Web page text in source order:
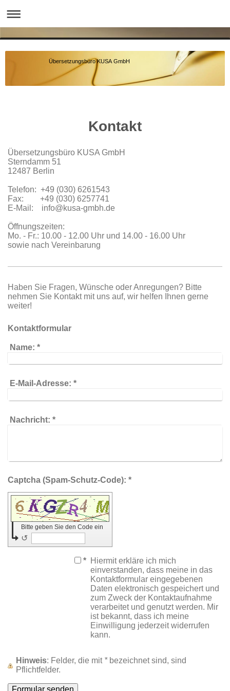
Übersetzungsbüro KUSA GmbH
Kontakt
Übersetzungsbüro KUSA GmbH
Sterndamm 51
12487 Berlin
Telefon: +49 (030) 6261543
Fax: +49 (030) 6257741
E-Mail: info@kusa-gmbh.de
Öffnungszeiten:
Mo. - Fr.: 10.00 - 12.00 Uhr und 14.00 - 16.00 Uhr
sowie nach Vereinbarung
Haben Sie Fragen, Wünsche oder Anregungen? Bitte
nehmen Sie Kontakt mit uns auf, wir helfen Ihnen gerne
weiter!
Kontaktformular
Name: *
E-Mail-Adresse: *
Nachricht: *
Captcha (Spam-Schutz-Code): *
Bitte geben Sie den Code ein
↺
*
Hiermit erkläre ich mich
einverstanden, dass meine in das
Kontaktformular eingegebenen
Daten elektronisch gespeichert und
zum Zweck der Kontaktaufnahme
verarbeitet und genutzt werden. Mir
ist bekannt, dass ich meine
Einwilligung jederzeit widerrufen
kann.
Hinweis : Felder, die mit *bezeichnet sind, sind
Pflichtfelder.